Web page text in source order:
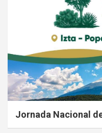
Jornada Nacional